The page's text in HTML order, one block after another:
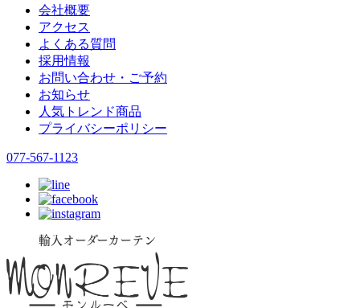
会社概要
アクセス
よくある質問
採用情報
お問い合わせ・ご予約
お知らせ
人気トレンド商品
プライバシーポリシー
077-567-1123